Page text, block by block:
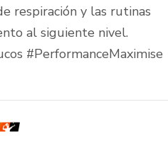
respiración y las rutinas
al siguiente nivel.
#PerformanceMaximise